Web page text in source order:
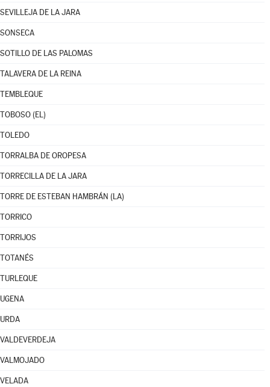
SEVILLEJA DE LA JARA
SONSECA
SOTILLO DE LAS PALOMAS
TALAVERA DE LA REINA
TEMBLEQUE
TOBOSO (EL)
TOLEDO
TORRALBA DE OROPESA
TORRECILLA DE LA JARA
TORRE DE ESTEBAN HAMBRÁN (LA)
TORRICO
TORRIJOS
TOTANÉS
TURLEQUE
UGENA
URDA
VALDEVERDEJA
VALMOJADO
VELADA